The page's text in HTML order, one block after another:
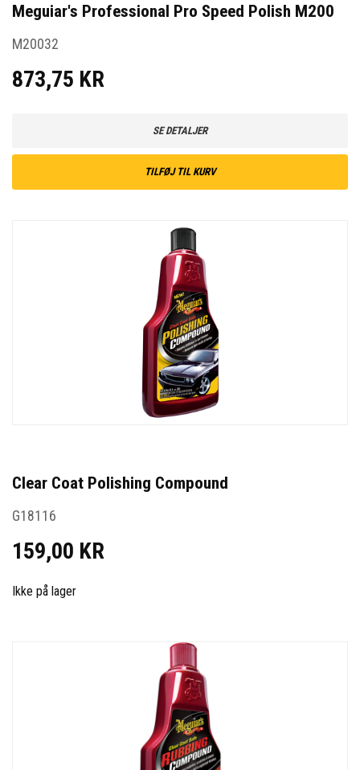
Meguiar's Professional Pro Speed Polish M200
M20032
873,75 KR
SE DETALJER
TILFØJ TIL KURV
Clear Coat Polishing Compound
G18116
159,00 KR
Ikke på lager